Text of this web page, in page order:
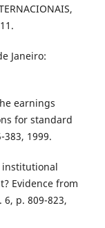
Janeiro:
earnings
for standard
1999.
institutional
Evidence from
p. 809-823,